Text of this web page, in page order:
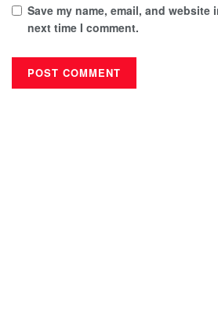
Save my name, email, and
next time I comment.